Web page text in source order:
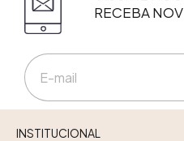
RECEBA
INSTITUCIONAL